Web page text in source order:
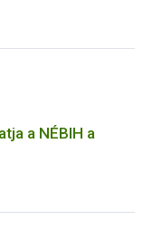
a NÉBIH a